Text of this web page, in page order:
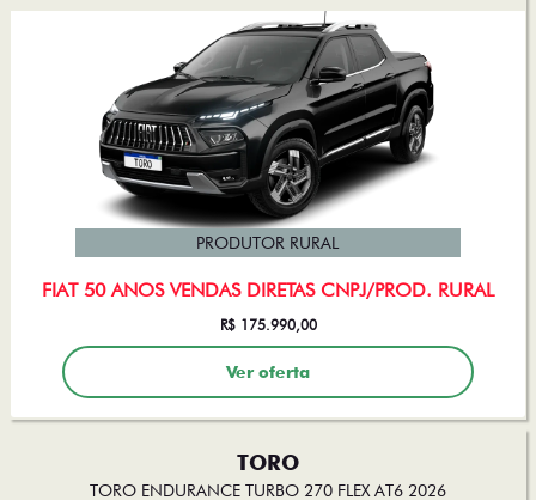
FIAT 50 ANOS VENDAS DIRETAS CNPJ/PROD. RURAL
PRODUTOR RURAL
R$ 175.990,00
Ver oferta
TORO
TORO ENDURANCE TURBO 270 FLEX AT6 2026